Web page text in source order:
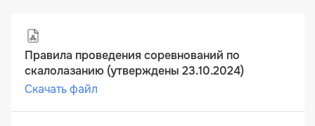
Правила проведения соревнований по
скалолазанию (утверждены 23.10.2024)
Скачать файл